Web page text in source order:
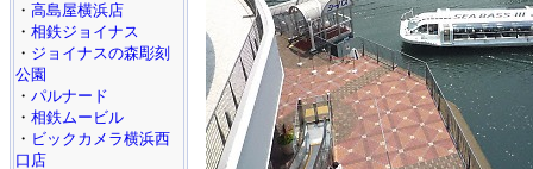
・ 高島屋横浜店
・ 相鉄ジョイナス
・ ジョイナスの森彫刻
公園
・ パルナード
・ 相鉄ムービル
・ ビックカメラ横浜西
口店